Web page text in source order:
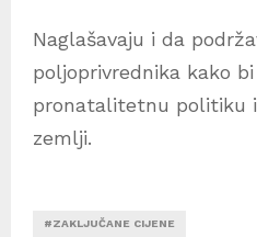
Naglašavaju i da
poljoprivrednika kako
pronatalitetnu politiku
zemlji.
#ZAKLJUČANE CIJENE